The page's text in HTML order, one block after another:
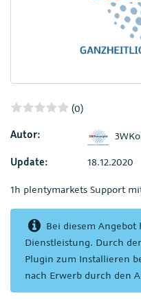
(0)
Autor:
Update:
18.12.2020
1h plentymarkets Support
Bei diesem
Dienstleistung. Durch
Plugin zum Installieren
nach Erwerb durch den